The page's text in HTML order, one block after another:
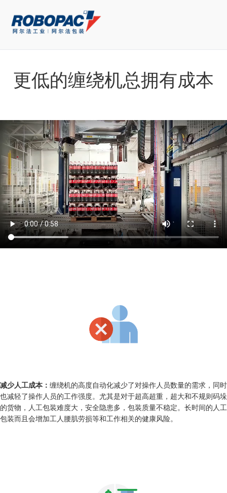
更低的缠绕机总拥有成本
减少人工成本： 缠绕机的高度自动化减少了对操作人员数量的需求，同时
也减轻了操作人员的工作强度。尤其是对于超高超重，超大和不规则码垛
的货物，人工包装难度大，安全隐患多，包装质量不稳定。长时间的人工
包装而且会增加工人腰肌劳损等和工作相关的健康风险。